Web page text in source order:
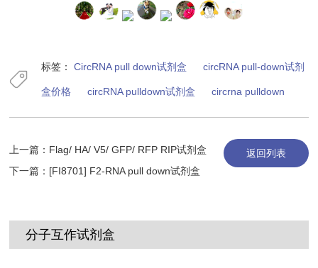
标签：CircRNA pull down试剂盒 circRNA pull-down试剂
盒价格 circRNA pulldown试剂盒 circrna pulldown
上一篇： Flag/ HA/ V5/ GFP/ RFP RIP试剂盒
下一篇： [FI8701] F2-RNA pull down试剂盒
返回列表
分子互作试剂盒